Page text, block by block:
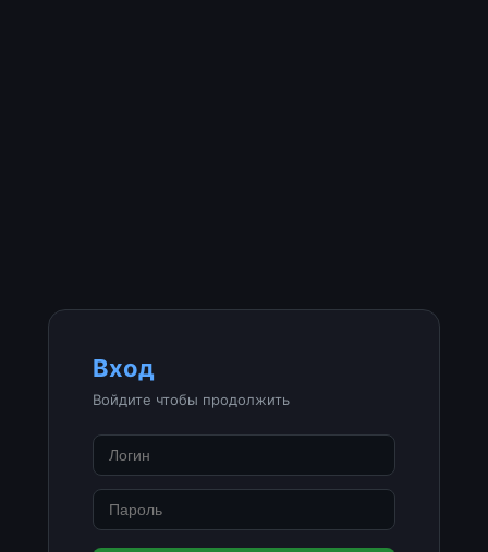
Вход
Войдите чтобы продолжить